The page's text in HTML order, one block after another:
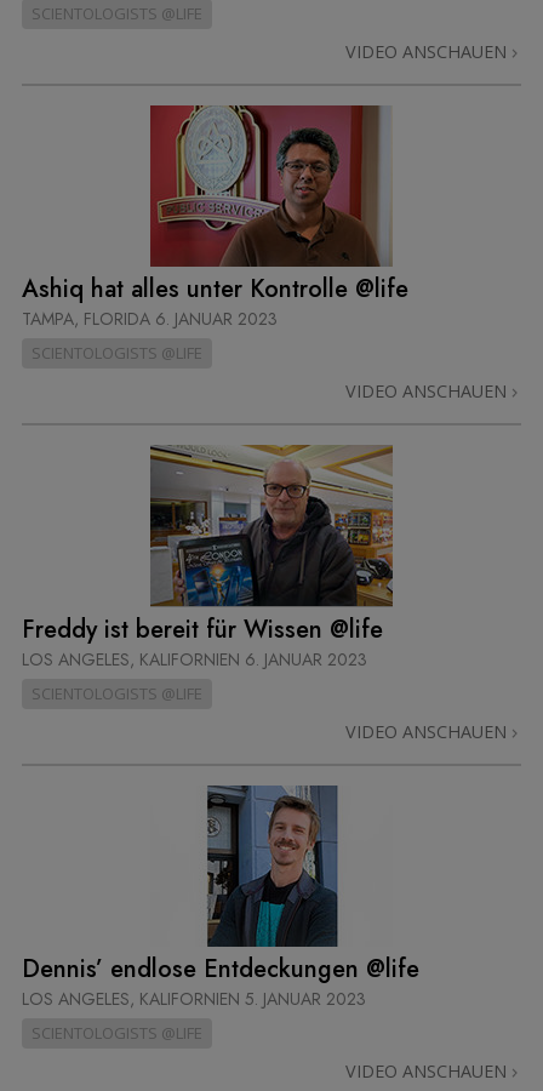
SCIENTOLOGISTS @LIFE
VIDEO ANSCHAUEN
Ashiq hat alles unter Kontrolle @life
TAMPA, FLORIDA 6. JANUAR 2023
SCIENTOLOGISTS @LIFE
VIDEO ANSCHAUEN
Freddy ist bereit für Wissen @life
LOS ANGELES, KALIFORNIEN 6. JANUAR 2023
SCIENTOLOGISTS @LIFE
VIDEO ANSCHAUEN
Dennis’ endlose Entdeckungen @life
LOS ANGELES, KALIFORNIEN 5. JANUAR 2023
SCIENTOLOGISTS @LIFE
VIDEO ANSCHAUEN